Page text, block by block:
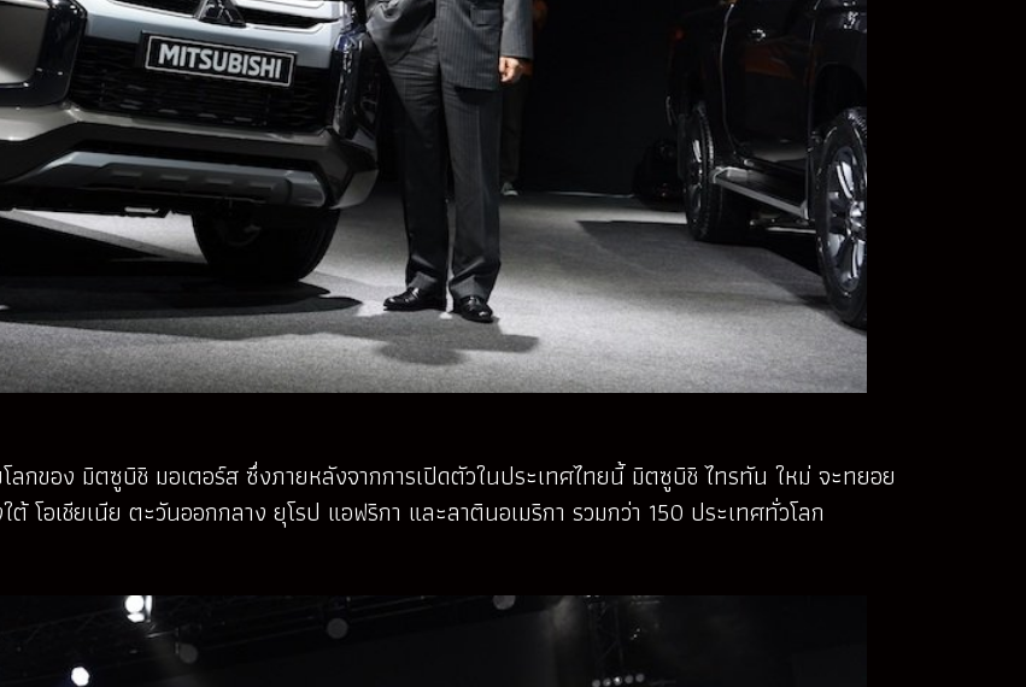
กของ มิตซูบิชิ มอเตอร์ส ซึ่งภายหลังจากการเปิดตัวในประเทศไทยนี้ มิตซูบิชิ ไทรทัน ใหม่ จะทยอย
โอเชียเนีย ตะวันออกกลาง ยุโรป แอฟริกา และลาตินอเมริกา รวมกว่า 150 ประเทศทั่วโลก